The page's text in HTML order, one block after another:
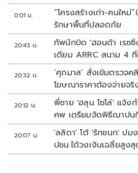
0:01 น.
“โครงสร้างเก่า-คนใหม่”บีอาร์เอ็
รักษาพื้นที่ปลอดภัย
20:43 น.
ทัพนักบิด 'ฮอนด้า เรซ
เดียม ARRC สนาม 4
20:32 น.
‘ศุภมาส’ สั่งเข้มตรวจ
โฆษณาราคาต้องจ่ายจริ
20:12 น.
พี่ชาย 'ฮลุน โซโล่' แจ้ง
ศพ เตรียมจัดพิธีฌาปน
20:07 น.
'ลลิดา' โต้ 'รักชนก' ปม
ปชน.ได้วงเงินเฉลี่ยสูงสุ